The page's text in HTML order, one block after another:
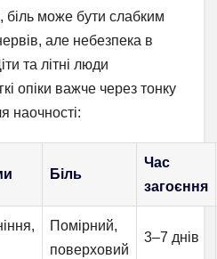
біль може бути слабким
але небезпека в
та літні люди
опіки важче через тонку
наочності:
Біль
Час
загоєння
Помірний,
поверховий
3–7 днів